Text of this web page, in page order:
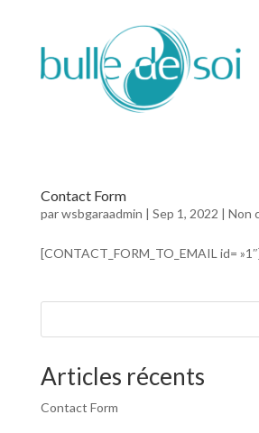
Contact Form
parwsbgaraadmin | Sep 1, 2022 | Non
[CONTACT_FORM_TO_EMAIL id=
Articles récents
Contact Form